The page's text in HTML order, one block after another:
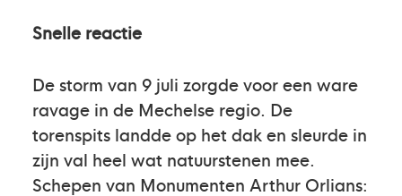
Snelle reactie
De storm van 9 juli zorgde voor een ware
ravage in de Mechelse regio. De
torenspits landde op het dak en sleurde in
zijn val heel wat natuurstenen mee.
Schepen van Monumenten Arthur Orlians: